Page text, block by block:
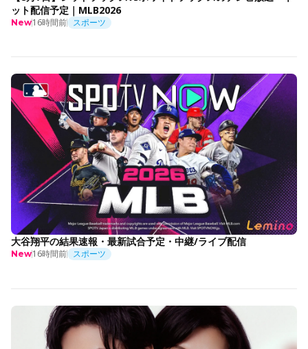
ット配信予定｜MLB2026
New16時間前 スポーツ
大谷翔平の結果速報・最新試合予定・中継/ライブ配信
New16時間前 スポーツ